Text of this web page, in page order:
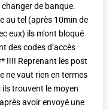
de banque.
au tel (après 10min de
eux) ils m’ont bloqué
des codes d’accès
!!!! Reprenant les post
ne vaut rien en termes
trouvent le moyen
avoir envoyé une